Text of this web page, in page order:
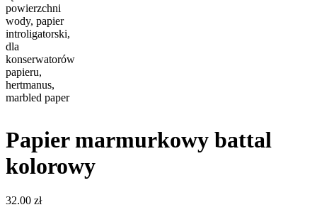
Papier marmurkowy battal
kolorowy
32.00 zł